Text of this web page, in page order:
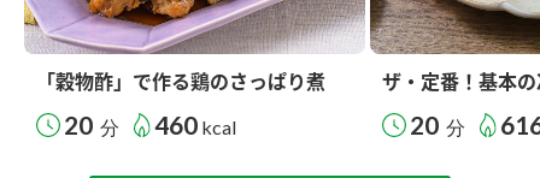
「穀物酢」で作る鶏のさっぱり煮
20 分 460 kcal
ザ・定番！基本
20 分